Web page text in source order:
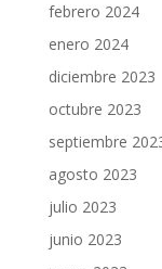
febrero 2024
enero 2024
diciembre 2023
octubre 2023
septiembre
agosto 2023
julio 2023
junio 2023